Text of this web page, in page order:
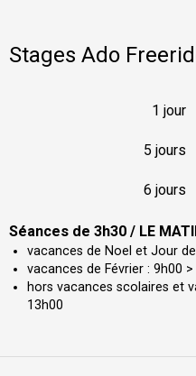
Stages Ado
1 jour
5 jours
6 jours
Séances de 3h30 / LE
vacances de Noel et Jour
vacances de Février : 9h00
hors vacances scolaires et
13h00